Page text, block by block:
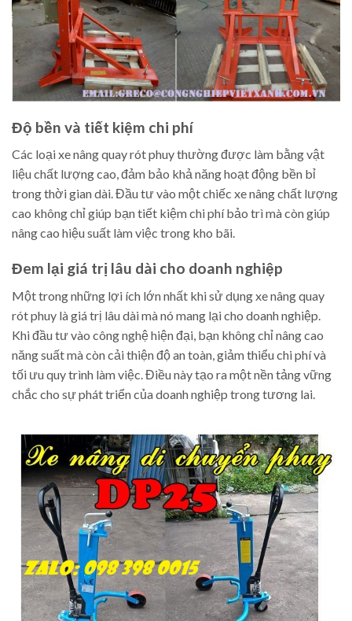
Độ bền và tiết kiệm chi phí
Các loại xe nâng quay rót phuy thường được làm bằng vật
liệu chất lượng cao, đảm bảo khả năng hoạt động bền bỉ
trong thời gian dài. Đầu tư vào một chiếc xe nâng chất lượng
cao không chỉ giúp bạn tiết kiệm chi phí bảo trì mà còn giúp
nâng cao hiệu suất làm việc trong kho bãi.
Đem lại giá trị lâu dài cho doanh nghiệp
Một trong những lợi ích lớn nhất khi sử dụng xe nâng quay
rót phuy là giá trị lâu dài mà nó mang lại cho doanh nghiệp.
Khi đầu tư vào công nghệ hiện đại, bạn không chỉ nâng cao
năng suất mà còn cải thiện độ an toàn, giảm thiểu chi phí và
tối ưu quy trình làm việc. Điều này tạo ra một nền tảng vững
chắc cho sự phát triển của doanh nghiệp trong tương lai.